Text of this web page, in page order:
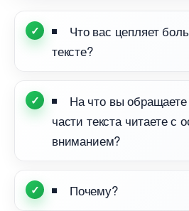
Что вас цепляет
тексте?
На что вы
части текста читаете с
ниманием?
Почему?